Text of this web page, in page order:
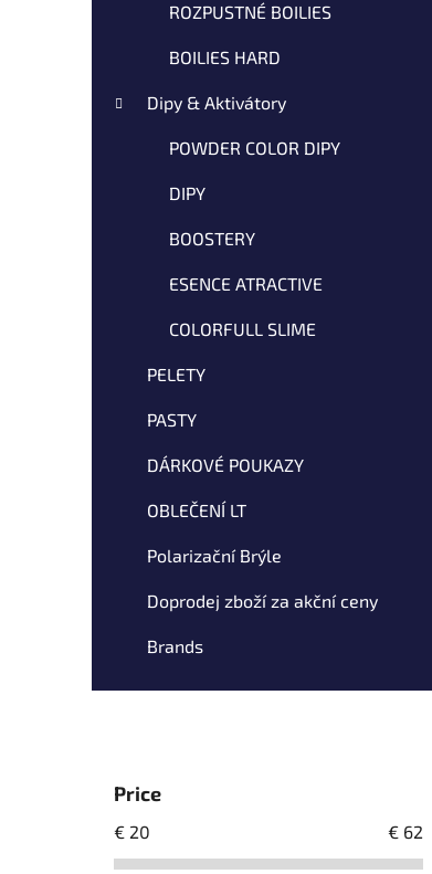
ROZPUSTNÉ BOILIES
BOILIES HARD
Dipy & Aktivátory
POWDER COLOR DIPY
DIPY
BOOSTERY
ESENCE ATRACTIVE
COLORFULL SLIME
PELETY
PASTY
DÁRKOVÉ POUKAZY
OBLEČENÍ LT
Polarizační Brýle
Doprodej zboží za akční ceny
Brands
Price
€ 20 € 62